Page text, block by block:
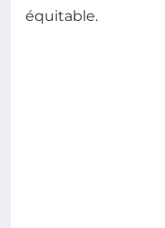
équitable.